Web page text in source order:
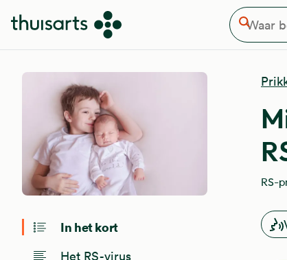
Overslaan en naar de inhoud gaan Waar ben je naar op
Zoeken
RS-
In het kort
Het RS-virus